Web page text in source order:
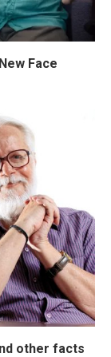
Face
other facts